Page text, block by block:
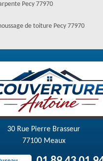
Pecy 77970
de toiture Pecy 77970
30 Rue Pierre Brasseur
77100 Meaux